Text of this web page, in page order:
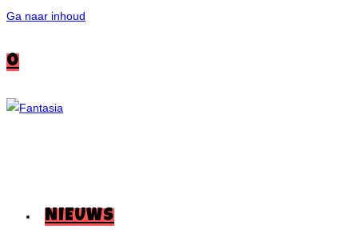
Ga naar inhoud
0
NIEUWS